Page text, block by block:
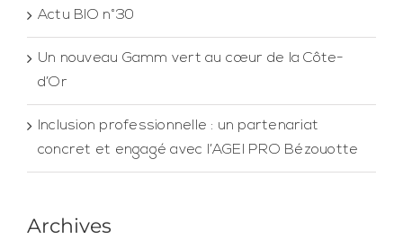
Actu BIO n°30
Un nouveau Gamm vert au cœur de la Côte-
d’Or
Inclusion professionnelle : un partenariat
concret et engagé avec l’AGEI PRO Bézouotte
Archives